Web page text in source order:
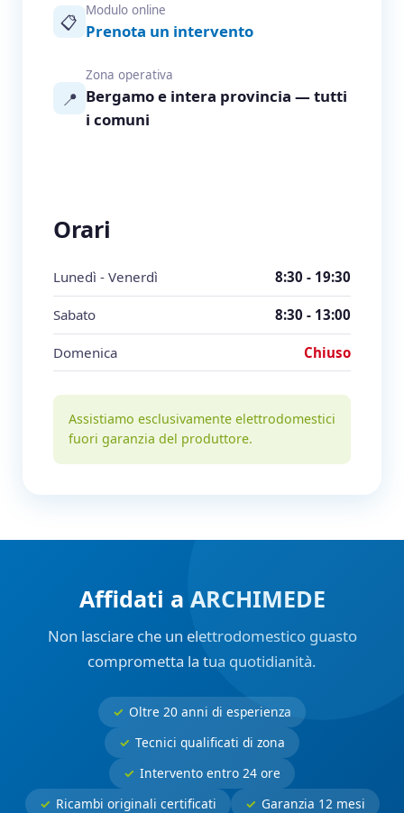
📋
Modulo online
Prenota un intervento
📍
Zona operativa
Bergamo e intera provincia — tutti
i comuni
Orari
Lunedì - Venerdì 8:30 - 19:30
Sabato 8:30 - 13:00
Domenica Chiuso
Assistiamo esclusivamente elettrodomestici
fuori garanzia del produttore.
Affidati a ARCHIMEDE
Non lasciare che un elettrodomestico guasto
comprometta la tua quotidianità.
Oltre 20 anni di esperienza
Tecnici qualificati di zona
Intervento entro 24 ore
Ricambi originali certificati
Garanzia 12 mesi